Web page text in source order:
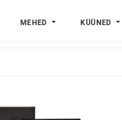
MEHED KÜÜNED